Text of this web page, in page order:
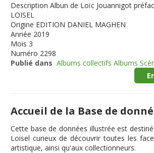
Description Albun de Loïc Jouannigot
LOISEL
Origine EDITION DANIEL MAGHEN
Année 2019
Mois 3
Numéro 2298
Publié dans Albums collectifs Albums
Accueil de la Base de
Cette base de données illustréeest
Loisel curieux de découvrir toutes les
artistique, ainsi qu'aux collectionneurs.